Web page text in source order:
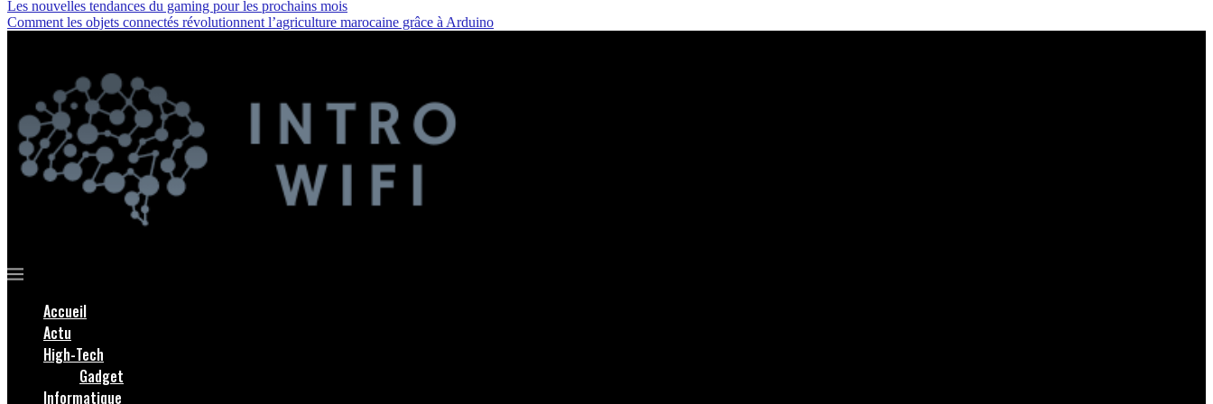
Les nouvelles tendances du gaming pour les prochains mois
Comment les objets connectés révolutionnent l’agriculture marocaine grâce à Arduino
Accueil
Actu
High-Tech
Gadget
Informatique